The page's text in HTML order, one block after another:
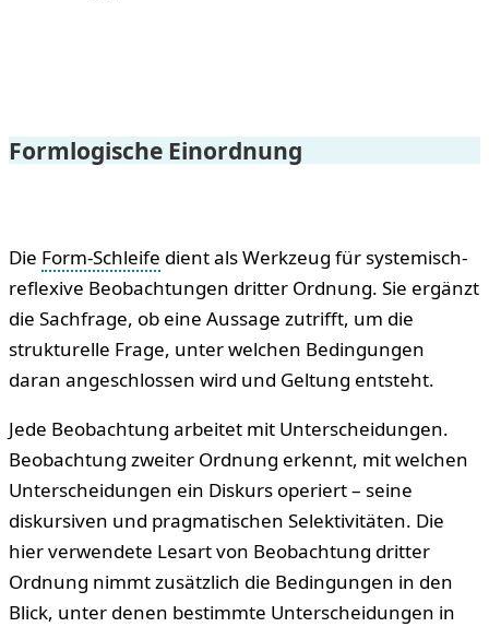
Formlogische Einordnung
Die Form-Schleife dient als Werkzeug für systemisch-
reflexive Beobachtungen dritter Ordnung. Sie ergänzt
die Sachfrage, ob eine Aussage zutrifft, um die
strukturelle Frage, unter welchen Bedingungen
daran angeschlossen wird und Geltung entsteht.
Jede Beobachtung arbeitet mit Unterscheidungen.
Beobachtung zweiter Ordnung erkennt, mit welchen
Unterscheidungen ein Diskurs operiert – seine
diskursiven und pragmatischen Selektivitäten. Die
hier verwendete Lesart von Beobachtung dritter
Ordnung nimmt zusätzlich die Bedingungen in den
Blick, unter denen bestimmte Unterscheidungen in